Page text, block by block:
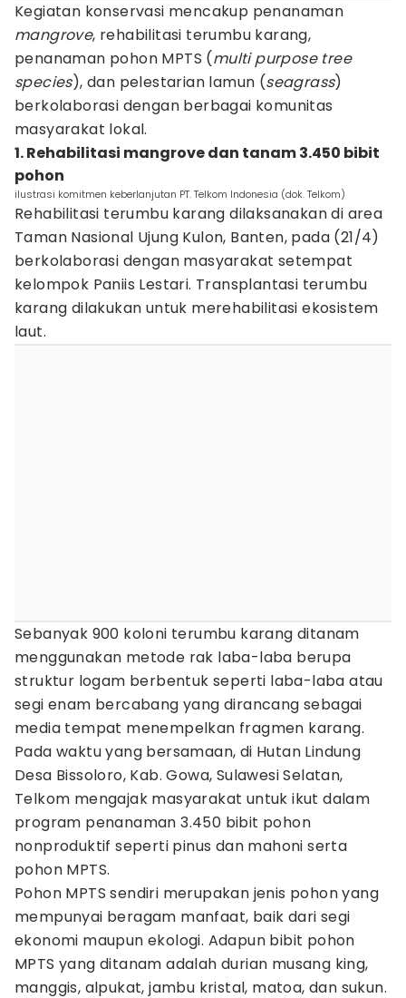
Kegiatan konservasi mencakup penanaman
mangrove, rehabilitasi terumbu karang,
penanaman pohon MPTS (multi purpose tree
species), dan pelestarian lamun (seagrass)
berkolaborasi dengan berbagai komunitas
masyarakat lokal.
1. Rehabilitasi mangrove dan tanam 3.450 bibit
pohon
ilustrasi komitmen keberlanjutan PT. Telkom Indonesia (dok. Telkom)
Rehabilitasi terumbu karang dilaksanakan di area
Taman Nasional Ujung Kulon, Banten, pada (21/4)
berkolaborasi dengan masyarakat setempat
kelompok Paniis Lestari. Transplantasi terumbu
karang dilakukan untuk merehabilitasi ekosistem
laut.
Sebanyak 900 koloni terumbu karang ditanam
menggunakan metode rak laba-laba berupa
struktur logam berbentuk seperti laba-laba atau
segi enam bercabang yang dirancang sebagai
media tempat menempelkan fragmen karang.
Pada waktu yang bersamaan, di Hutan Lindung
Desa Bissoloro, Kab. Gowa, Sulawesi Selatan,
Telkom mengajak masyarakat untuk ikut dalam
program penanaman 3.450 bibit pohon
nonproduktif seperti pinus dan mahoni serta
pohon MPTS.
Pohon MPTS sendiri merupakan jenis pohon yang
mempunyai beragam manfaat, baik dari segi
ekonomi maupun ekologi. Adapun bibit pohon
MPTS yang ditanam adalah durian musang king,
manggis, alpukat, jambu kristal, matoa, dan sukun.